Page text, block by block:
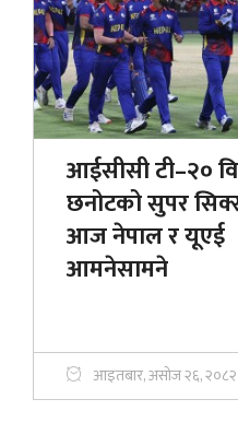
आईसीसी टी–२०
छनोटको सुपर
आज नेपाल र यूएई
आमनेसामने
आइतबार, असोज २६, २०८२